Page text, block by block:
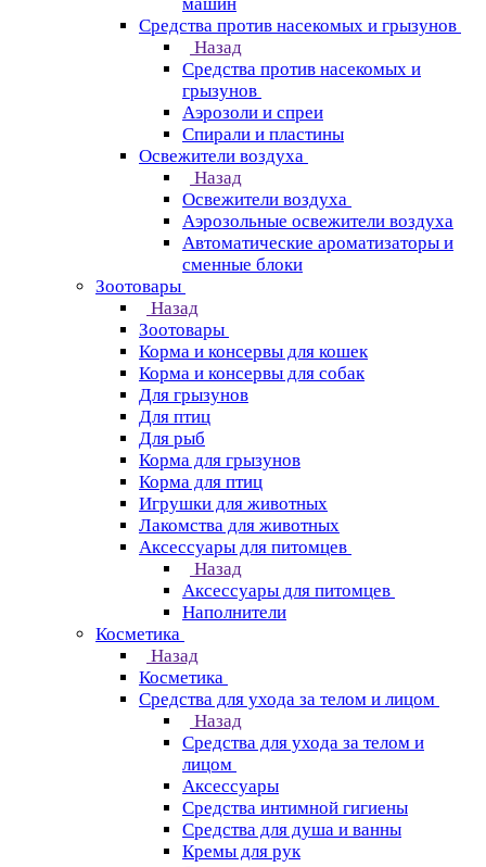
Средства против насекомых и грызунов
Назад
Средства против насекомых и
грызунов
Аэрозоли и спреи
Спирали и пластины
Освежители воздуха
Назад
Освежители воздуха
Аэрозольные освежители воздуха
Автоматические ароматизаторы и
сменные блоки
Зоотовары
Назад
Зоотовары
Корма и консервы для кошек
Корма и консервы для собак
Для грызунов
Для птиц
Для рыб
Корма для грызунов
Корма для птиц
Игрушки для животных
Лакомства для животных
Аксессуары для питомцев
Назад
Аксессуары для питомцев
Наполнители
Косметика
Назад
Косметика
Средства для ухода за телом и лицом
Назад
Средства для ухода за телом и
лицом
Аксессуары
Средства интимной гигиены
Средства для душа и ванны
Кремы для рук